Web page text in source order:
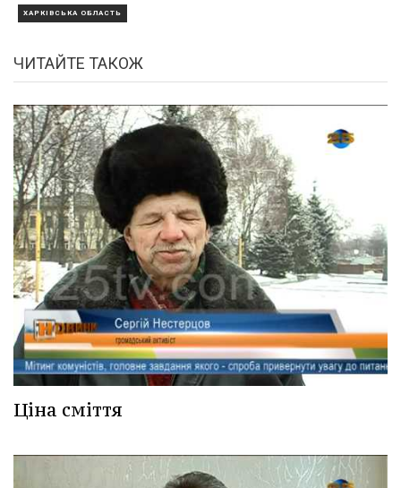
ХАРКІВСЬКА ОБЛАСТЬ
ЧИТАЙТЕ ТАКОЖ
Ціна сміття